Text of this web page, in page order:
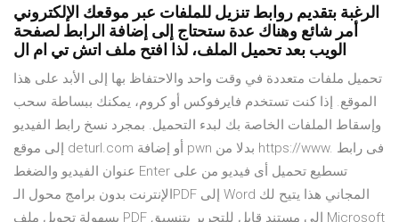
الرغبة بتقديم روابط تنزيل للملفات عبر موقعك الإلكتروني
أمر شائع وهناك عدة ستحتاج إلى إضافة الرابط لصفحة
تحميل ملفات متعددة في وقت واحد والاحتفاظ بها إلى الأبد على هذا
الموقع. إذا كنت تستخدم فايرفوكس أو كروم، يمكنك ببساطة سحب
وإسقاط الملفات الخاصة بك لبدء التحميل. بمجرد نسخ رابط الفيديو
إلى موقع deturl.com أو إضافة pwn بدلا من https://www. فى رابط
عنوان الفيديو والضغط Enter تسطيع تحميل أى فيديو من على
الإنترنت بدون برامج محول الـPDF إلى Word المجاني هذا يتيح لك
بسهولة تحويل ملف PDF إلى مستند قابل للتحرير بتنسيق Microsoft